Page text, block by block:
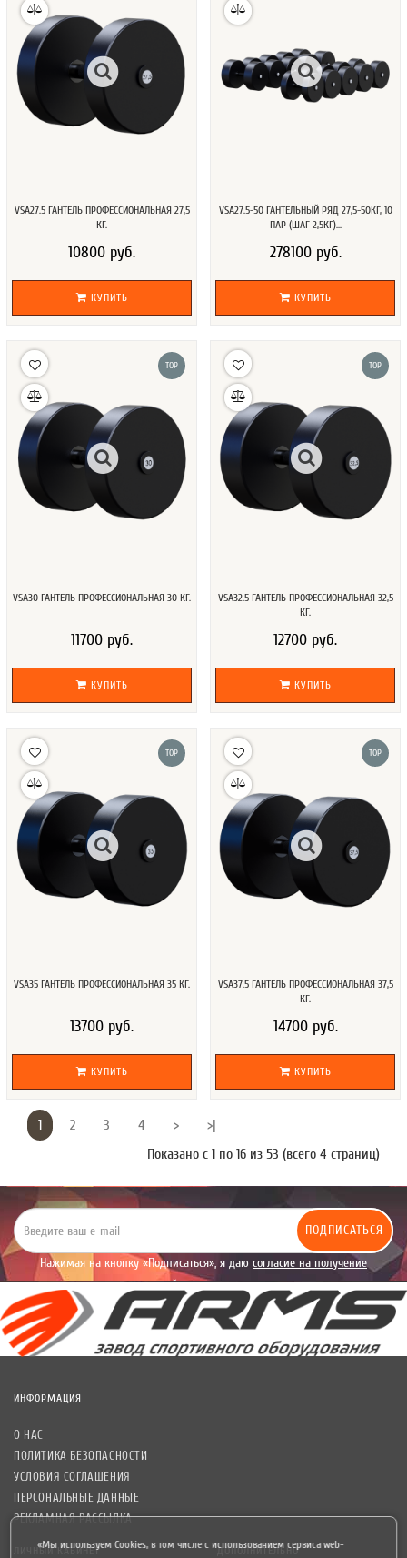
VSA27.5 ГАНТЕЛЬ ПРОФЕССИОНАЛЬНАЯ 27,5
КГ.
10800 руб.
КУПИТЬ
VSA27.5-50 ГАНТЕЛЬНЫЙ РЯД 27,5-50КГ, 10
ПАР (ШАГ 2,5КГ)...
278100 руб.
КУПИТЬ
TOP
VSA30 ГАНТЕЛЬ ПРОФЕССИОНАЛЬНАЯ 30 КГ.
11700 руб.
КУПИТЬ
TOP
VSA32.5 ГАНТЕЛЬ ПРОФЕССИОНАЛЬНАЯ 32,5
КГ.
12700 руб.
КУПИТЬ
TOP
VSA35 ГАНТЕЛЬ ПРОФЕССИОНАЛЬНАЯ 35 КГ.
13700 руб.
КУПИТЬ
TOP
VSA37.5 ГАНТЕЛЬ ПРОФЕССИОНАЛЬНАЯ 37,5
КГ.
14700 руб.
КУПИТЬ
1 2 3 4 >
>|
Показано с 1 по 16 из 53 (всего 4 страниц)
ПОДПИСАТЬСЯ
Нажимая на кнопку «Подписаться», я даю согласие на получение
уведомлений рекламного характера.
ИНФОРМАЦИЯ
О НАС
ПОЛИТИКА БЕЗОПАСНОСТИ
УСЛОВИЯ СОГЛАШЕНИЯ
ПЕРСОНАЛЬНЫЕ ДАННЫЕ
РЕКЛАМНАЯ РАССЫЛКА
ЛИЧНЫЙ КАБИНЕТ ДОПОЛНИТЕЛЬНО
«Мы используем Cookies, в том числе с использованием сервиса web-